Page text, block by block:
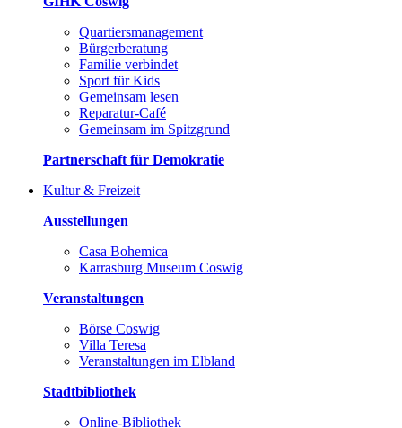
Quartiersmanagement
Bürgerberatung
Familie verbindet
Sport für Kids
Gemeinsam lesen
Reparatur-Café
Gemeinsam im Spitzgrund
Partnerschaft für Demokratie
Kultur & Freizeit
Ausstellungen
Casa Bohemica
Karrasburg Museum Coswig
Veranstaltungen
Börse Coswig
Villa Teresa
Veranstaltungen im Elbland
Stadtbibliothek
Online-Bibliothek